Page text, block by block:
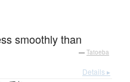
smoothly than
— Tatoeba
Details ▸